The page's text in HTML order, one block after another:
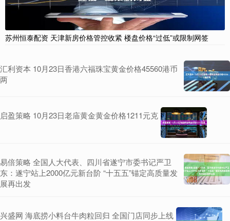
苏州恒泰配资 天津新房价格管控收紧 楼盘价格“过低”或限制网签
汇利资本 10月23日香港六福珠宝黄金价格45560港币
两
启盈策略 10月23日老庙黄金黄金价格1211元克
易倍策略 全国人大代表、四川省遂宁市委书记严卫
东：遂宁站上2000亿元新台阶 “十五五”锚定高质量发
展再出发
兴盛网 海底捞小料台牛肉粒回归 全国门店同步上线